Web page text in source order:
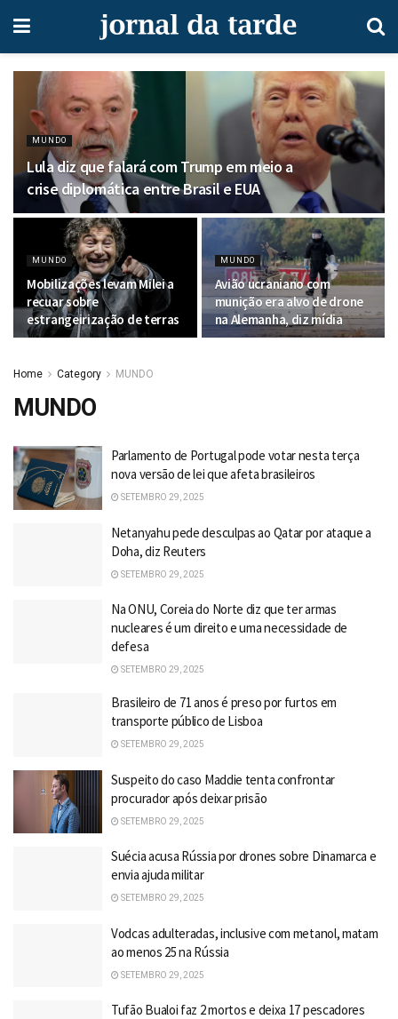
MUNDO
Lula diz que falará com Trump em meio a
crise diplomática entre Brasil e EUA
MUNDO
Mobilizações levam Milei a
recuar sobre
estrangeirização de terras
MUNDO
Avião ucraniano com
munição era alvo de drone
na Alemanha, diz mídia
Home Category MUNDO
MUNDO
Parlamento de Portugal pode votar nesta terça
nova versão de lei que afeta brasileiros
SETEMBRO 29, 2025
Netanyahu pede desculpas ao Qatar por ataque a
Doha, diz Reuters
SETEMBRO 29, 2025
Na ONU, Coreia do Norte diz que ter armas
nucleares é um direito e uma necessidade de
defesa
SETEMBRO 29, 2025
Brasileiro de 71 anos é preso por furtos em
transporte público de Lisboa
SETEMBRO 29, 2025
Suspeito do caso Maddie tenta confrontar
procurador após deixar prisão
SETEMBRO 29, 2025
Suécia acusa Rússia por drones sobre Dinamarca e
envia ajuda militar
SETEMBRO 29, 2025
Vodcas adulteradas, inclusive com metanol, matam
ao menos 25 na Rússia
SETEMBRO 29, 2025
Tufão Bualoi faz 2 mortos e deixa 17 pescadores